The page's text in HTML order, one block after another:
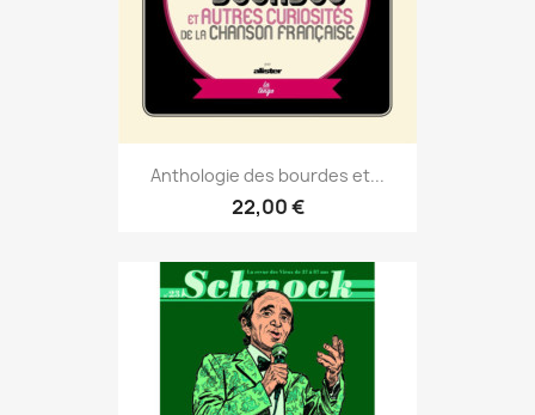
Anthologie des bourdes et...
22,00 €